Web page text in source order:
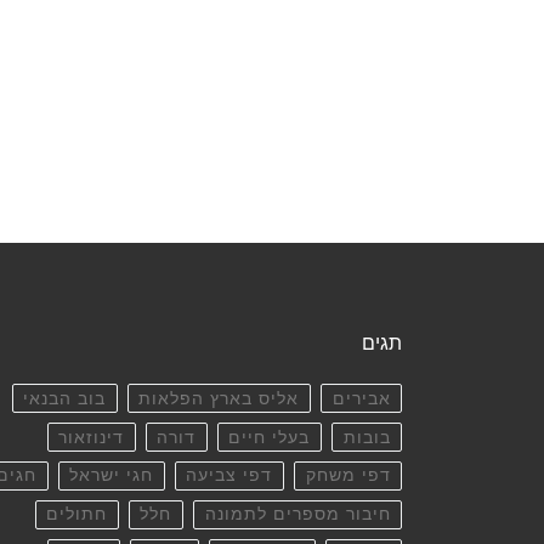
תגים
אבירים אליס בארץ הפלאות בוב הבנאי
בובות בעלי חיים דורה דינוזאור
דפי משחק דפי צביעה חגי ישראל
חיבור מספרים לתמונה חלל חתולים